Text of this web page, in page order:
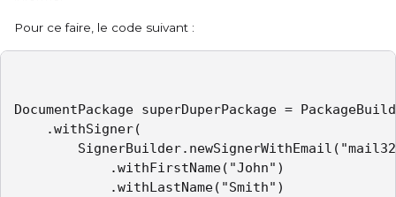
Pour ce faire, le code suivant :
DocumentPackage superDuperPackage =
.withSigner(
.withFirstName("John")
.withLastName("Smith")